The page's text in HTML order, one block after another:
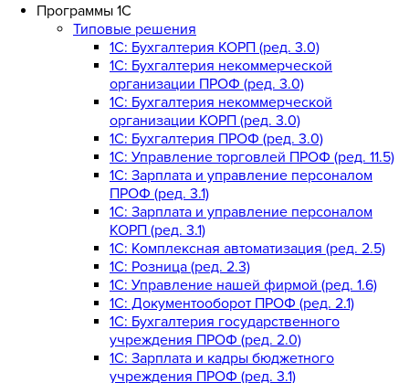
Программы 1С
Типовые решения
1C: Бухгалтерия КОРП (ред. 3.0)
1С: Бухгалтерия некоммерческой
организации ПРОФ (ред. 3.0)
1С: Бухгалтерия некоммерческой
организации КОРП (ред. 3.0)
1C: Бухгалтерия ПРОФ (ред. 3.0)
1C: Управление торговлей ПРОФ (ред. 11.5)
1C: Зарплата и управление персоналом
ПРОФ (ред. 3.1)
1C: Зарплата и управление персоналом
КОРП (ред. 3.1)
1C: Комплексная автоматизация (ред. 2.5)
1С: Розница (ред. 2.3)
1С: Управление нашей фирмой (ред. 1.6)
1С: Документооборот ПРОФ (ред. 2.1)
1C: Бухгалтерия государственного
учреждения ПРОФ (ред. 2.0)
1C: Зарплата и кадры бюджетного
учреждения ПРОФ (ред. 3.1)